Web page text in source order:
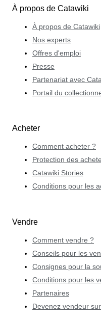
À propos de Catawiki
À propos de Catawiki
Nos experts
Offres d'emploi
Presse
Partenariat avec
Portail du
Acheter
Comment acheter ?
Protection des
Catawiki Stories
Conditions pour les
Vendre
Comment vendre ?
Conseils pour les
Consignes pour la
Conditions pour les
Partenaires
Devenez vendeur